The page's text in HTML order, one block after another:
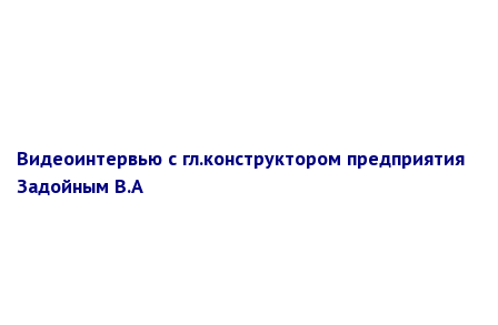
Видеоинтервью с гл.конструктором предприятия
Задойным В.А